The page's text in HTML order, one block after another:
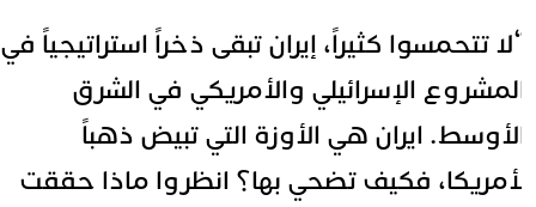
تتحمسوا كثيراً، إيران تبقى ذخراً استراتيجياً في
الإسرائيلي والأمريكي في الشرق
ايران هي الأوزة التي تبيض ذهباً
فكيف تضحي بها؟ انظروا ماذا حققت